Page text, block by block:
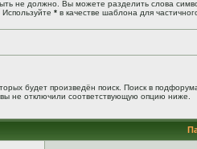
не должно. Вы можете разделить слова
* в качестве шаблона для
будет произведён поиск. Поиск в
не отключили соответствующую опцию ниже.